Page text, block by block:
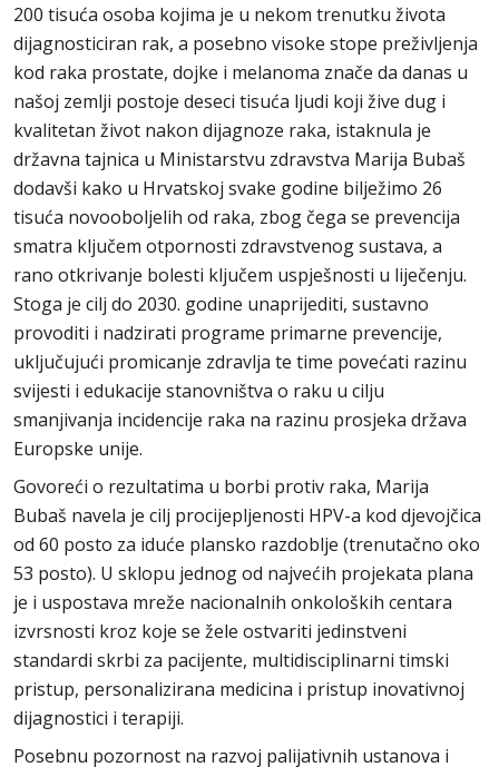
200 tisuća osoba kojima je u nekom trenutku života
dijagnosticiran rak, a posebno visoke stope preživljenja
kod raka prostate, dojke i melanoma znače da danas u
našoj zemlji postoje deseci tisuća ljudi koji žive dug i
kvalitetan život nakon dijagnoze raka, istaknula je
državna tajnica u Ministarstvu zdravstva Marija Bubaš
dodavši kako u Hrvatskoj svake godine bilježimo 26
tisuća novooboljelih od raka, zbog čega se prevencija
smatra ključem otpornosti zdravstvenog sustava, a
rano otkrivanje bolesti ključem uspješnosti u liječenju.
Stoga je cilj do 2030. godine unaprijediti, sustavno
provoditi i nadzirati programe primarne prevencije,
uključujući promicanje zdravlja te time povećati razinu
svijesti i edukacije stanovništva o raku u cilju
smanjivanja incidencije raka na razinu prosjeka država
Europske unije.
Govoreći o rezultatima u borbi protiv raka, Marija
Bubaš navela je cilj procijepljenosti HPV-a kod djevojčica
od 60 posto za iduće plansko razdoblje (trenutačno oko
53 posto). U sklopu jednog od najvećih projekata plana
je i uspostava mreže nacionalnih onkoloških centara
izvrsnosti kroz koje se žele ostvariti jedinstveni
standardi skrbi za pacijente, multidisciplinarni timski
pristup, personalizirana medicina i pristup inovativnoj
dijagnostici i terapiji.
Posebnu pozornost na razvoj palijativnih ustanova i